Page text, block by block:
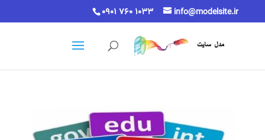
0901 760 1033 info@modelsite.ir